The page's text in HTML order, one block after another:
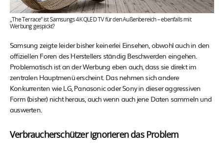
„The Terrace“ ist Samsungs 4K QLED TV für den Außenbereich – ebenfalls mit
Werbung gespickt?
Samsung zeigte leider bisher keinerlei Einsehen, obwohl auch in den
offiziellen Foren des Herstellers ständig Beschwerden eingehen.
Problematisch ist an der Werbung eben auch, dass sie direkt im
zentralen Hauptmenü erscheint. Das nehmen sich andere
Konkurrenten wie LG, Panasonic oder Sony in dieser aggressiven
Form (bisher) nicht heraus, auch wenn auch jene Daten sammeln und
auswerten.
Verbraucherschützer ignorieren das Problem